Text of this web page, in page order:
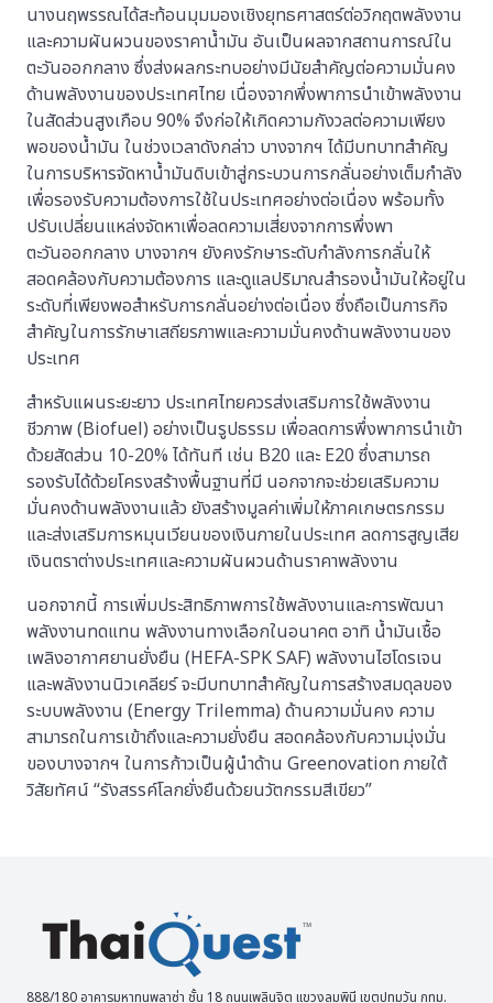
นางนฤพรรณได้สะท้อนมุมมองเชิงยุทธศาสตร์ต่อวิกฤตพลังงาน
และความผันผวนของราคาน้ำมัน อันเป็นผลจากสถานการณ์ใน
ตะวันออกกลาง ซึ่งส่งผลกระทบอย่างมีนัยสำคัญต่อความมั่นคง
ด้านพลังงานของประเทศไทย เนื่องจากพึ่งพาการนำเข้าพลังงาน
ในสัดส่วนสูงเกือบ 90% จึงก่อให้เกิดความกังวลต่อความเพียง
พอของน้ำมัน ในช่วงเวลาดังกล่าว บางจากฯ ได้มีบทบาทสำคัญ
ในการบริหารจัดหาน้ำมันดิบเข้าสู่กระบวนการกลั่นอย่างเต็มกำลัง
เพื่อรองรับความต้องการใช้ในประเทศอย่างต่อเนื่อง พร้อมทั้ง
ปรับเปลี่ยนแหล่งจัดหาเพื่อลดความเสี่ยงจากการพึ่งพา
ตะวันออกกลาง บางจากฯ ยังคงรักษาระดับกำลังการกลั่นให้
สอดคล้องกับความต้องการ และดูแลปริมาณสำรองน้ำมันให้อยู่ใน
ระดับที่เพียงพอสำหรับการกลั่นอย่างต่อเนื่อง ซึ่งถือเป็นภารกิจ
สำคัญในการรักษาเสถียรภาพและความมั่นคงด้านพลังงานของ
ประเทศ
สำหรับแผนระยะยาว ประเทศไทยควรส่งเสริมการใช้พลังงาน
ชีวภาพ (Biofuel) อย่างเป็นรูปธรรม เพื่อลดการพึ่งพาการนำเข้า
ด้วยสัดส่วน 10-20% ได้ทันที เช่น B20 และ E20 ซึ่งสามารถ
รองรับได้ด้วยโครงสร้างพื้นฐานที่มี นอกจากจะช่วยเสริมความ
มั่นคงด้านพลังงานแล้ว ยังสร้างมูลค่าเพิ่มให้ภาคเกษตรกรรม
และส่งเสริมการหมุนเวียนของเงินภายในประเทศ ลดการสูญเสีย
เงินตราต่างประเทศและความผันผวนด้านราคาพลังงาน
นอกจากนี้ การเพิ่มประสิทธิภาพการใช้พลังงานและการพัฒนา
พลังงานทดแทน พลังงานทางเลือกในอนาคต อาทิ น้ำมันเชื้อ
เพลิงอากาศยานยั่งยืน (HEFA-SPK SAF) พลังงานไฮโดรเจน
และพลังงานนิวเคลียร์ จะมีบทบาทสำคัญในการสร้างสมดุลของ
ระบบพลังงาน (Energy Trilemma) ด้านความมั่นคง ความ
สามารถในการเข้าถึงและความยั่งยืน สอดคล้องกับความมุ่งมั่น
ของบางจากฯ ในการก้าวเป็นผู้นำด้าน Greenovation ภายใต้
วิสัยทัศน์ “รังสรรค์โลกยั่งยืนด้วยนวัตกรรมสีเขียว”
888/180 อาคารมหาทุนพลาซ่า ชั้น 18 ถนนเพลินจิต แขวงลุมพินี เขตปทุมวัน กทม.